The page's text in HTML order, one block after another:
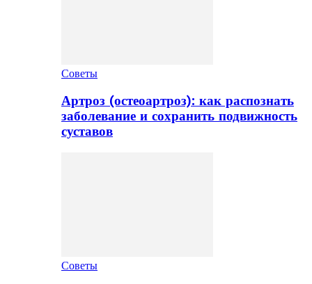
Советы
Артроз (остеоартроз): как распознать
заболевание и сохранить подвижность
суставов
Советы